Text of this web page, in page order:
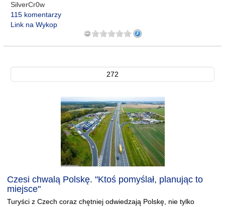
SilverCr0w
115 komentarzy
Link na Wykop
272
Czesi chwalą Polskę. "Ktoś pomyślał, planując to
miejsce"
Turyści z Czech coraz chętniej odwiedzają Polskę, nie tylko